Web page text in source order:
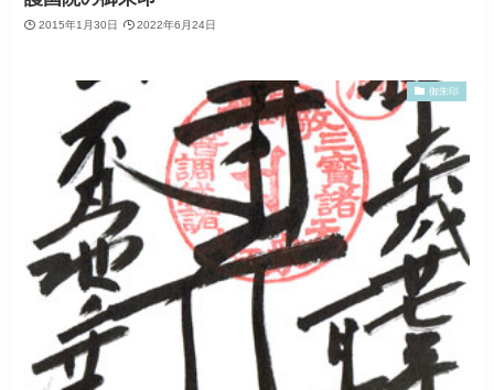
2015年1月30日 2022年6月24日
御朱印